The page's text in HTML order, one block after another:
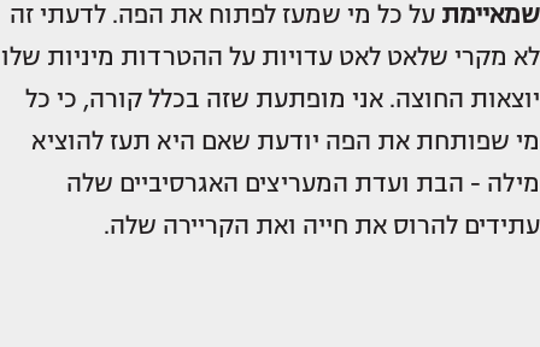
שמאיימת על כל מי שמעז לפתוח את הפה. לדעתי זה
לא מקרי שלאט לאט עדויות על ההטרדות מיניות שלו
יוצאות החוצה. אני מופתעת שזה בכלל קורה, כי כל
מי שפותחת את הפה יודעת שאם היא תעז להוציא
מילה - הבת ועדת המעריצים האגרסיביים שלה
עתידים להרוס את חייה ואת הקריירה שלה.